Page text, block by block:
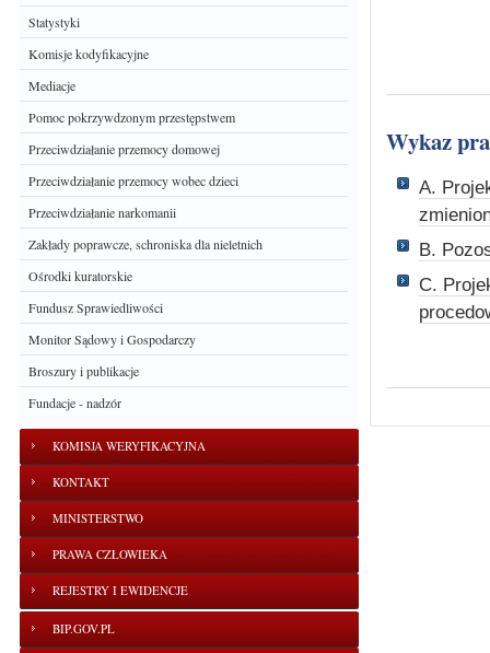
Statystyki
Komisje kodyfikacyjne
Mediacje
Pomoc pokrzywdzonym przestępstwem
Przeciwdziałanie przemocy domowej
Przeciwdziałanie przemocy wobec dzieci
Przeciwdziałanie narkomanii
Zakłady poprawcze, schroniska dla nieletnich
Ośrodki kuratorskie
Fundusz Sprawiedliwości
Monitor Sądowy i Gospodarczy
Broszury i publikacje
Fundacje - nadzór
KOMISJA WERYFIKACYJNA
KONTAKT
MINISTERSTWO
PRAWA CZŁOWIEKA
REJESTRY I EWIDENCJE
BIP.GOV.PL
Wykaz
A.
B.
C.